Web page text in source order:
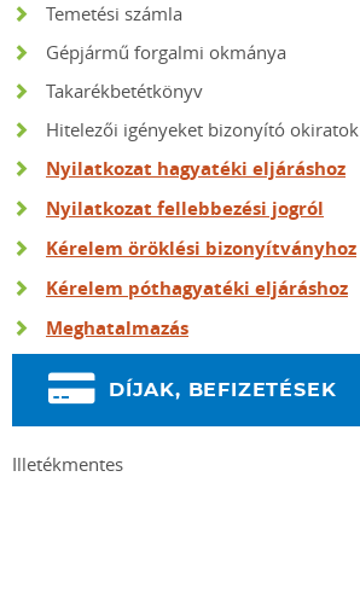
Temetési számla
Gépjármű forgalmi okmánya
Takarékbetétkönyv
Hitelezői igényeket bizonyító okiratok
Nyilatkozat hagyatéki eljáráshoz
Nyilatkozat fellebbezési jogról
Kérelem öröklési bizonyítványhoz
Kérelem póthagyatéki eljáráshoz
Meghatalmazás
DÍJAK, BEFIZETÉSEK
Illetékmentes